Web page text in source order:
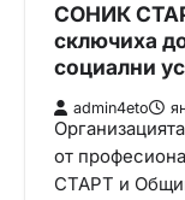
СОНИК
сключиха
социални
admin4eto
от
СТАРТ и